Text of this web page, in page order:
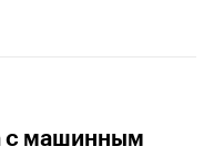
с машинным